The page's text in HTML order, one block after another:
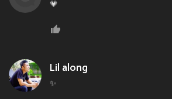
💗
Lil along
✨